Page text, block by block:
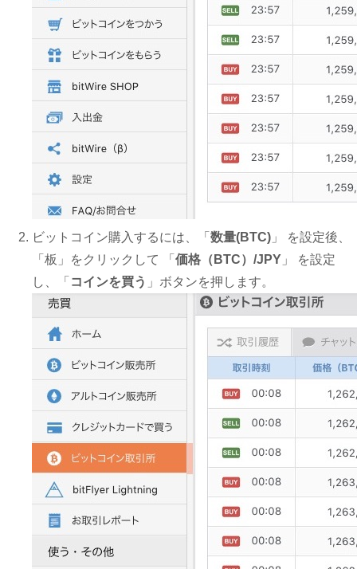
ビットコイン購入するには、「 数量(BTC) 」 を設定後、
「板」をクリックして 「 価格（BTC）/JPY 」 を設定
し、「 コインを買う 」ボタンを押します。